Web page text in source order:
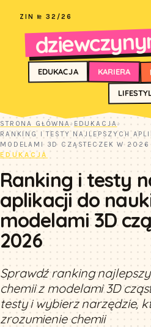
ZIN № 32/26
EDUKACJA KARIERA
STRONA GŁÓWNA› EDUKACJA›
RANKING I TESTY NAJLEPSZYCH
MODELAMI 3D CZĄSTECZEK W 2026
EDUKACJA
Ranking i testy
aplikacji do
modelami 3D
2026
Sprawdź ranking
chemii z modelami 3D
testy i wybierz narzędzie,
zrozumienie chemii